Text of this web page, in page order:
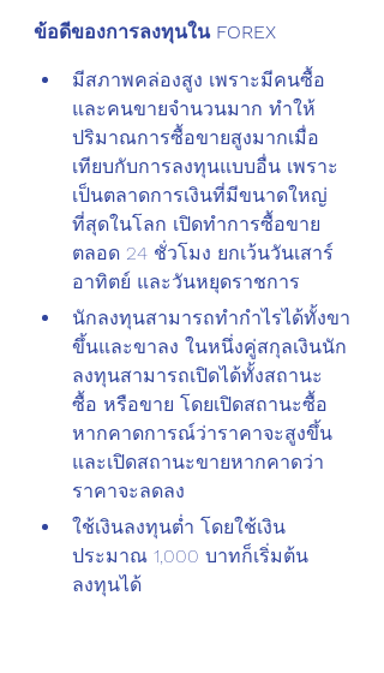
ข้อดีของการลงทุนใน FOREX
มีสภาพคล่องสูง เพราะมีคนซื้อ
และคนขายจำนวนมาก ทำให้
ปริมาณการซื้อขายสูงมากเมื่อ
เทียบกับการลงทุนแบบอื่น เพราะ
เป็นตลาดการเงินที่มีขนาดใหญ่
ที่สุดในโลก เปิดทำการซื้อขาย
ตลอด 24 ชั่วโมง ยกเว้นวันเสาร์
อาทิตย์ และวันหยุดราชการ
นักลงทุนสามารถทำกำไรได้ทั้งขา
ขึ้นและขาลง ในหนึ่งคู่สกุลเงินนัก
ลงทุนสามารถเปิดได้ทั้งสถานะ
ซื้อ หรือขาย โดยเปิดสถานะซื้อ
หากคาดการณ์ว่าราคาจะสูงขึ้น
และเปิดสถานะขายหากคาดว่า
ราคาจะลดลง
ใช้เงินลงทุนต่ำ โดยใช้เงิน
ประมาณ 1,000 บาทก็เริ่มต้น
ลงทุนได้